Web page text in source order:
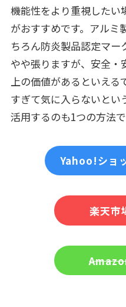
機能性をより重視したい
がおすすめです。アルミ
ちろん防炎製品認定マー
やや張りますが、安全・
上の価値があるといえ
すぎて気に入らないとい
活用するのも1つの方法で
Yahoo!ショ
楽天市